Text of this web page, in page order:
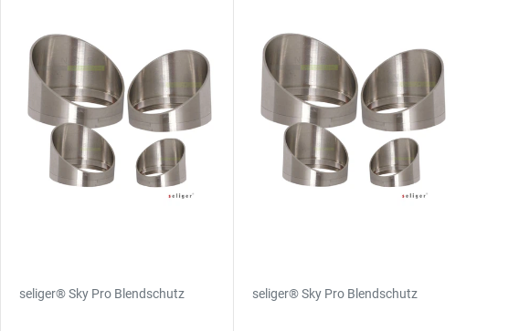
seliger® Sky Pro Blendschutz seliger® Sky Pro Blendschutz